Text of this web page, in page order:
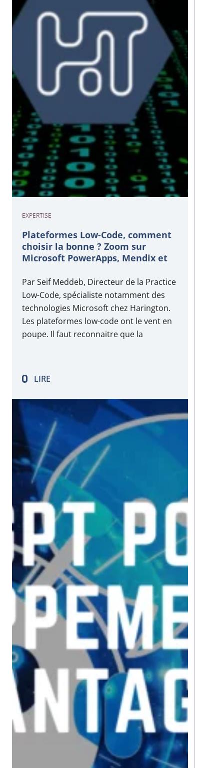
EXPERTISE
Plateformes Low-Code, comment
choisir la bonne ? Zoom sur
Microsoft PowerApps, Mendix et
Par Seif Meddeb, Directeur de la Practice
Low-Code, spécialiste notamment des
technologies Microsoft chez Harington.
Les plateformes low-code ont le vent en
poupe. Il faut reconnaitre que la
nouvelles applications en fournissant
des écosystèmes pratiques, très
graphiques et…
LIRE